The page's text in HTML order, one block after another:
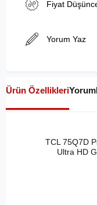
Fiyat
Yorum Yaz
Ürün Özellikleri
TCL 75Q7D
Ultra HD